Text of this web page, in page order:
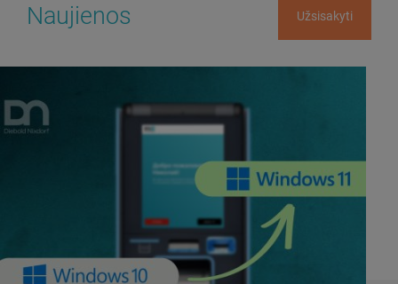
Naujienos Užsisakyti